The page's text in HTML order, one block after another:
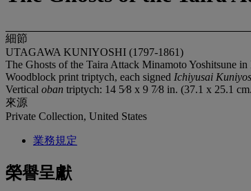
細節
UTAGAWA KUNIYOSHI (1797-1861)
The Ghosts of the Taira Attack Minamoto Yoshitsune
Woodblock print triptych, each signed Ichiyusai
Vertical oban triptych: 14 5⁄8 x 9 7⁄8 in. (37.1 x 25.1
來源
Private Collection, United States
業務規定
榮譽呈獻